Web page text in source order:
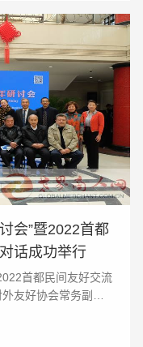
会”暨2022首都
话成功举行
首都民间友好交流
友好协会常务副会